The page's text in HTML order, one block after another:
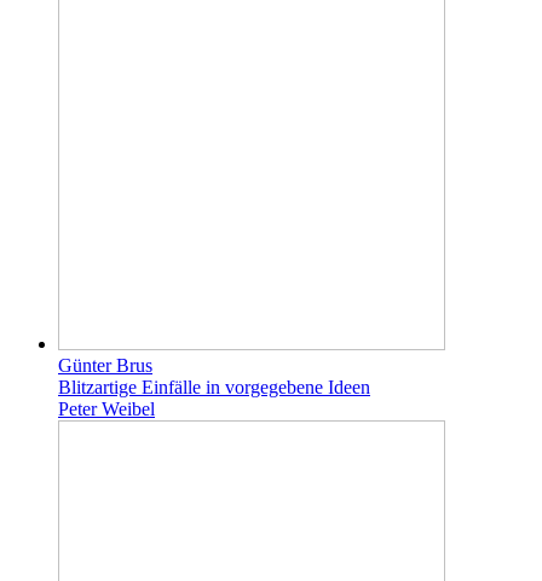
Günter Brus
Blitzartige Einfälle in vorgegebene Ideen
Peter Weibel